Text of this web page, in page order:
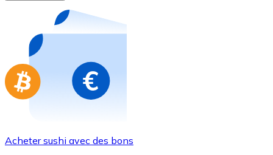
Nouveau
Achetez des cartes-cadeaux de vos marques
Aller à la boutique de cartes-cadeaux
Acheter sushi avec des bons